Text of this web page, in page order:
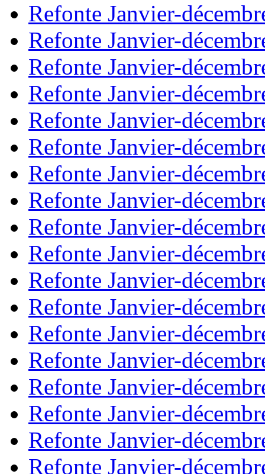
Refonte Janvier-
Refonte Janvier-
Refonte Janvier-
Refonte Janvier-
Refonte Janvier-
Refonte Janvier-
Refonte Janvier-
Refonte Janvier-
Refonte Janvier-
Refonte Janvier-
Refonte Janvier-
Refonte Janvier-
Refonte Janvier-
Refonte Janvier-
Refonte Janvier-
Refonte Janvier-
Refonte Janvier-
Refonte Janvier-